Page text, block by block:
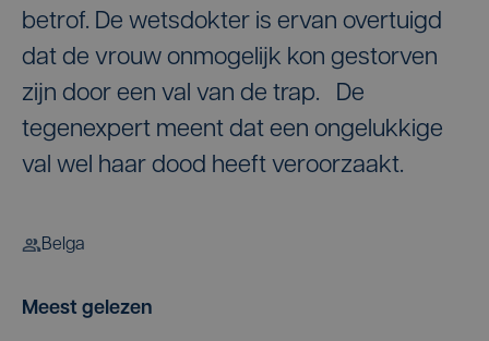
betrof. De wetsdokter is ervan overtuigd
dat de vrouw onmogelijk kon gestorven
zijn door een val van de trap. De
tegenexpert meent dat een ongelukkige
val wel haar dood heeft veroorzaakt.
Belga
Meest gelezen